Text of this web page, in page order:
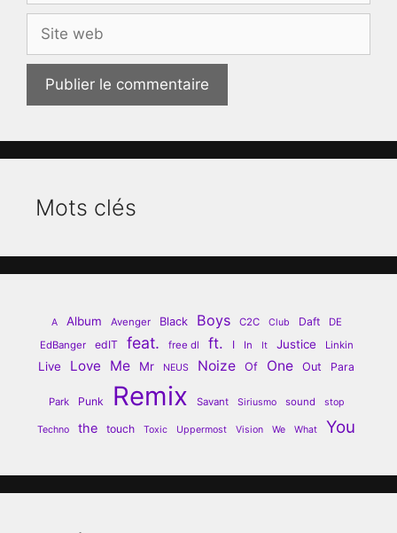
web
Mots clés
A Album Avenger Black Boys C2C Club Daft
DE
EdBanger
edIT feat. free dl ft. I In It Justice Linkin
Live Love Me Mr NEUS Noize Of One Out Para
Park Punk Remix Savant Siriusmo sound stop
Techno the touch Toxic Uppermost Vision We What You